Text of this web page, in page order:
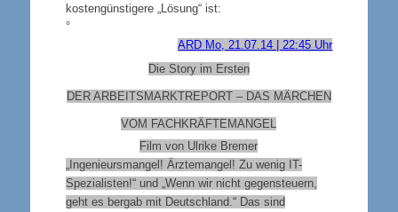
kostengünstigere „Lösung“ ist:
°
ARD Mo, 21.07.14 | 22:45 Uhr
Die Story im Ersten
DER ARBEITSMARKTREPORT – DAS MÄRCHEN
VOM FACHKRÄFTEMANGEL
Film von Ulrike Bremer
„Ingenieursmangel! Ärztemangel! Zu wenig IT-
Spezialisten!“ und „Wenn wir nicht gegensteuern,
geht es bergab mit Deutschland.“ Das sind